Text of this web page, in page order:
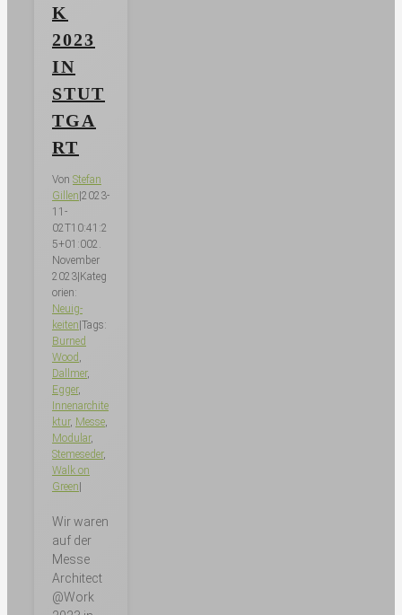
K
2023
IN
STUT
TGA
RT
Von Stefan
Gillen 2023-
11-
02T10:41:2
5+01:002.
November
2023 Kateg
orien:
Neuig­
keiten Tags:
Burned
Wood ,
Dallmer,
Egger,
Innenarchite
ktur, Messe,
Modular,
Stemeseder,
Walk on
Green
Wir waren
auf der
Messe
Architect
@Work